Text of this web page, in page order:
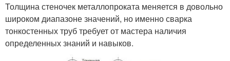
Толщина стеночек металлопроката меняется в довольно
широком диапазоне значений, но именно сварка
тонкостенных труб требует от мастера наличия
определенных знаний и навыков.